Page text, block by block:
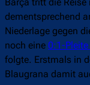
dementsprechend
Niederlage gegen
noch eine 0:1-
folgte. Erstmals in
Blaugrana damit